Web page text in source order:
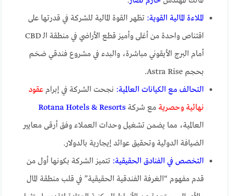
الملاءة المالية القوية: تظهر القوة المالية للشركة في قدرتها على
اقتناص واحدة من أغلى وأميز قطع الأراضي في منطقة الـ CBD
أمام البرج الأيقوني مباشرة، والبدء في مشروع فندقي ضخم
بحجم Astra Rise.
التحالف مع الكيانات العالمية: نجحت الشركة في إبرامعقود
نهائية وحصرية مع شركةRotana Hotels & Resorts
العالمية، مما يضمن تشغيل وحدات العملاء وفق أرقى معايير
الضيافة الدولية وتحقيق عوائد إيجارية بالدولار.
التخصص في الفنادق الحقيقية: تتميز الشركة بكونها أول من
قدم مفهوم “الغرفة الفندقية الحقيقية” في قلب منطقة المال